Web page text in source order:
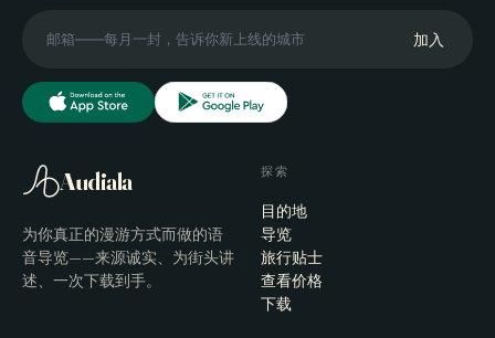
加入
Audiala
为你真正的漫游方式而做的语
音导览——来源诚实、为街头讲
述、一次下载到手。
探索
目的地
导览
旅行贴士
查看价格
下载